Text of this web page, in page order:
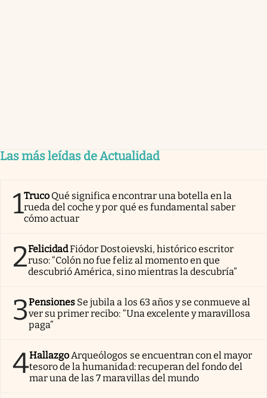
Las más leídas de Actualidad
1Truco Qué significa encontrar una botella en la
rueda del coche y por qué es fundamental saber
cómo actuar
2FelicidadFiódor Dostoievski, histórico escritor
ruso: “Colón no fue feliz al momento en que
descubrió América, sino mientras la descubría”
3Pensiones Se jubila a los 63 años y se conmueve al
ver su primer recibo: “Una excelente y maravillosa
paga”
4Hallazgo Arqueólogos se encuentran con el mayor
tesoro de la humanidad: recuperan del fondo del
mar una de las 7 maravillas del mundo